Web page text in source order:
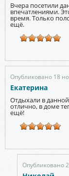
Вчера посетили
впечатлениями.
время. Только
ещё.
Опубликовано 18
Екатерина
Отдыхали в
отлично, в доме
ещё!
Опубликовано